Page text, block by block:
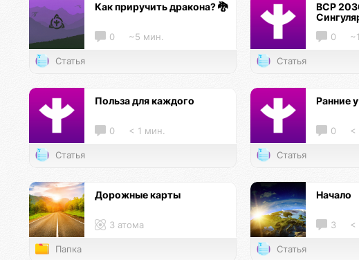
Как приручить дракона? 🐉
0 ~5 мин.
Статья
ВСР
0
Статья
Польза для каждого
0 < 1 мин.
Статья
Ранние
0 <
Статья
Дорожные карты
3 атома
Папка
Начало
3 <
Статья